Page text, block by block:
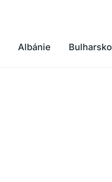
Albánie Bulharsko